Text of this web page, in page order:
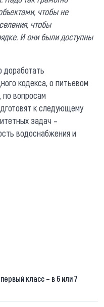
чтобы не
чтобы
И они были доступны
доработать
кодекса, о питьевом
вопросам
к следующему
задач –
водоснабжения и
класс – в 6 или 7